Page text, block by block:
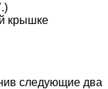
крышке
следующие два